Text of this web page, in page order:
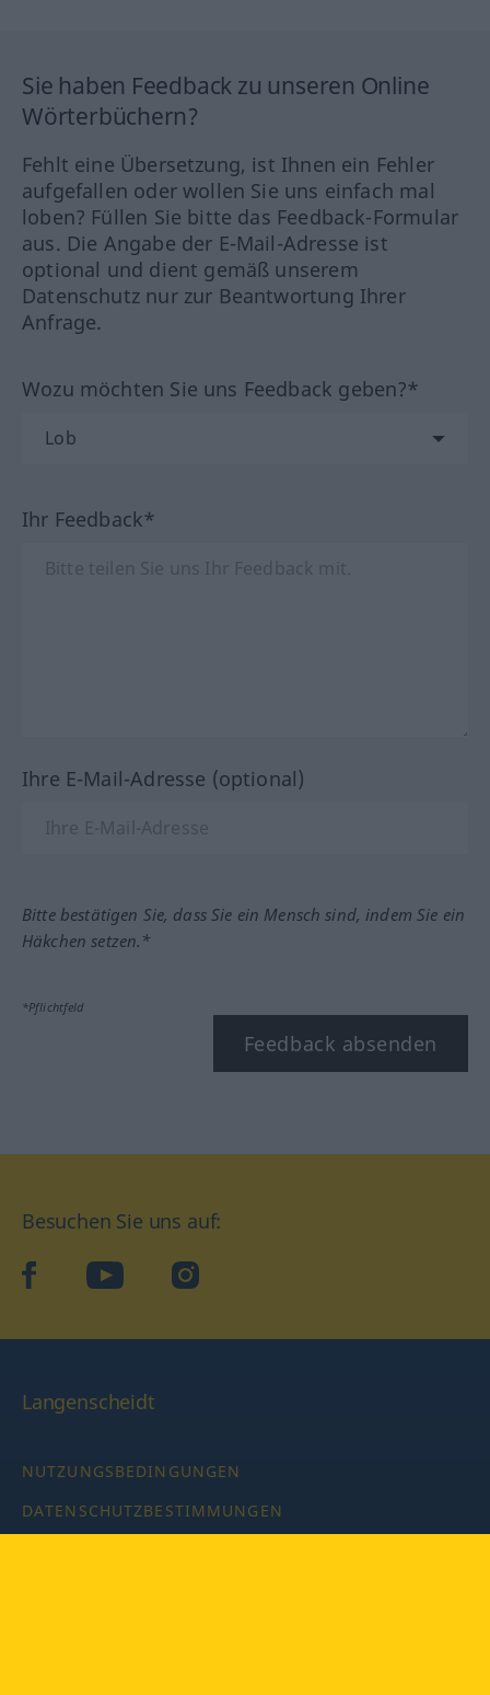
Sie haben Feedback zu unseren Online
Wörterbüchern?
Fehlt eine Übersetzung, ist Ihnen ein Fehler
aufgefallen oder wollen Sie uns einfach mal
loben? Füllen Sie bitte das Feedback-Formular
aus. Die Angabe der E-Mail-Adresse ist
optional und dient gemäß unserem
Datenschutz nur zur Beantwortung Ihrer
Anfrage.
Wozu möchten Sie uns Feedback geben?*
Ihr Feedback*
Ihre E-Mail-Adresse (optional)
Bitte bestätigen Sie, dass Sie ein Mensch sind, indem Sie ein
Häkchen setzen.*
*Pflichtfeld
Feedback absenden
Besuchen Sie uns auf:
facebookYouTube Instagram
Langenscheidt
NUTZUNGSBEDINGUNGEN
DATENSCHUTZBESTIMMUNGEN